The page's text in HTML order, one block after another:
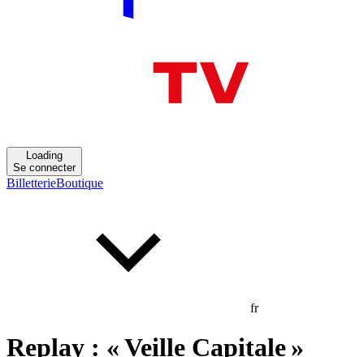
Loading
Se connecter
BilletterieBoutique
fr
Replay : « Veille Capitale »